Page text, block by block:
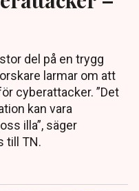
del på en trygg
larmar om att
cyberattacker. ”Det
kan vara
illa”, säger
till TN.